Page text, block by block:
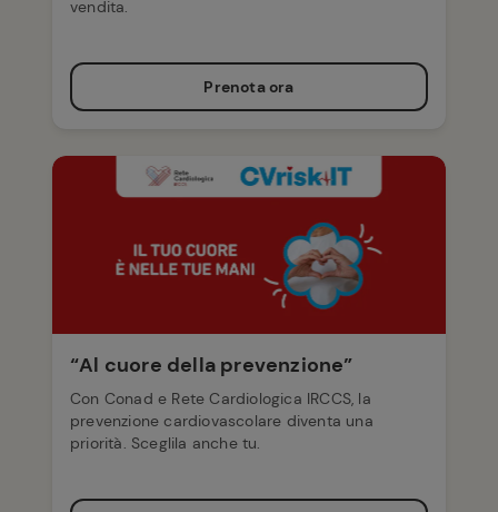
vendita.
Prenota ora
“Al cuore della prevenzione”
Con Conad e Rete Cardiologica IRCCS, la
prevenzione cardiovascolare diventa una
priorità. Sceglila anche tu.